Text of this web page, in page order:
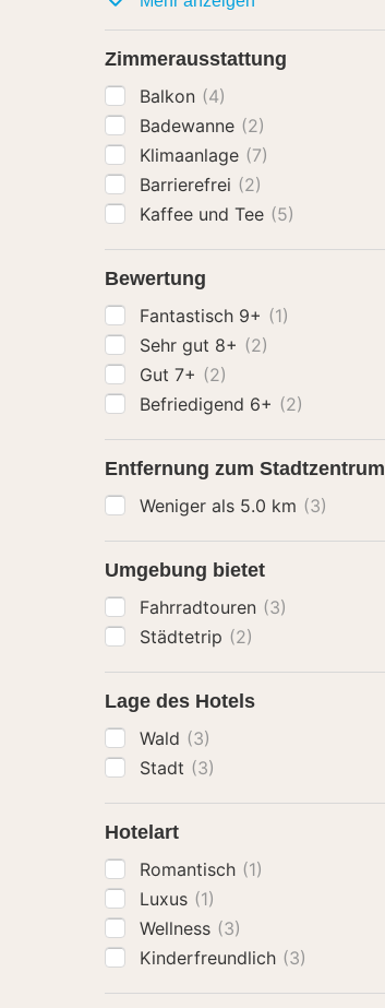
Zimmerausstattung
Balkon (4)
Badewanne (2)
Klimaanlage (7)
Barrierefrei (2)
Kaffee und Tee (5)
Bewertung
Fantastisch 9+ (1)
Sehr gut 8+ (2)
Gut 7+ (2)
Befriedigend 6+ (2)
Entfernung zum Stadtzentrum
Weniger als 5.0 km (3)
Umgebung bietet
Fahrradtouren (3)
Städtetrip (2)
Lage des Hotels
Wald (3)
Stadt (3)
Hotelart
Romantisch (1)
Luxus (1)
Wellness (3)
Kinderfreundlich (3)